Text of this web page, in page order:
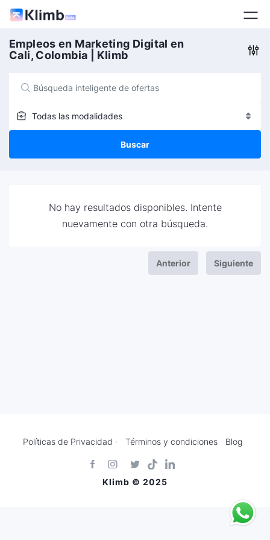
Empleos en Marketing Digital en
Cali, Colombia | Klimb
Todas las modalidades
Buscar
No hay resultados disponibles. Intente
nuevamente con otra búsqueda.
Anterior Siguiente
Políticas de Privacidad · Términos y condiciones Blog
Klimb © 2025